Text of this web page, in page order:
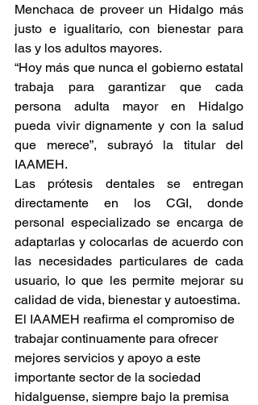
Menchaca de proveer un Hidalgo más
justo e igualitario, con bienestar para
las y los adultos mayores.
“Hoy más que nunca el gobierno estatal
trabaja para garantizar que cada
persona adulta mayor en Hidalgo
pueda vivir dignamente y con la salud
que merece”, subrayó la titular del
IAAMEH.
Las prótesis dentales se entregan
directamente en los CGI, donde
personal especializado se encarga de
adaptarlas y colocarlas de acuerdo con
las necesidades particulares de cada
usuario, lo que les permite mejorar su
calidad de vida, bienestar y autoestima.
El IAAMEH reafirma el compromiso de
trabajar continuamente para ofrecer
mejores servicios y apoyo a este
importante sector de la sociedad
hidalguense, siempre bajo la premisa